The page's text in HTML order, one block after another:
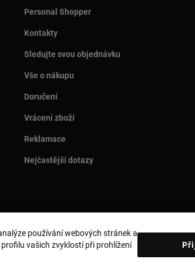
Personal Shopper
Kontakty
Sledujte svou objednávku
Vše o nákupu
Doručení
Vrácení zboží
Reklamace
Nejčastější dotazy
Země a měna:Czech
používání webových stránek a
vašich zvyklostí při prohlížení